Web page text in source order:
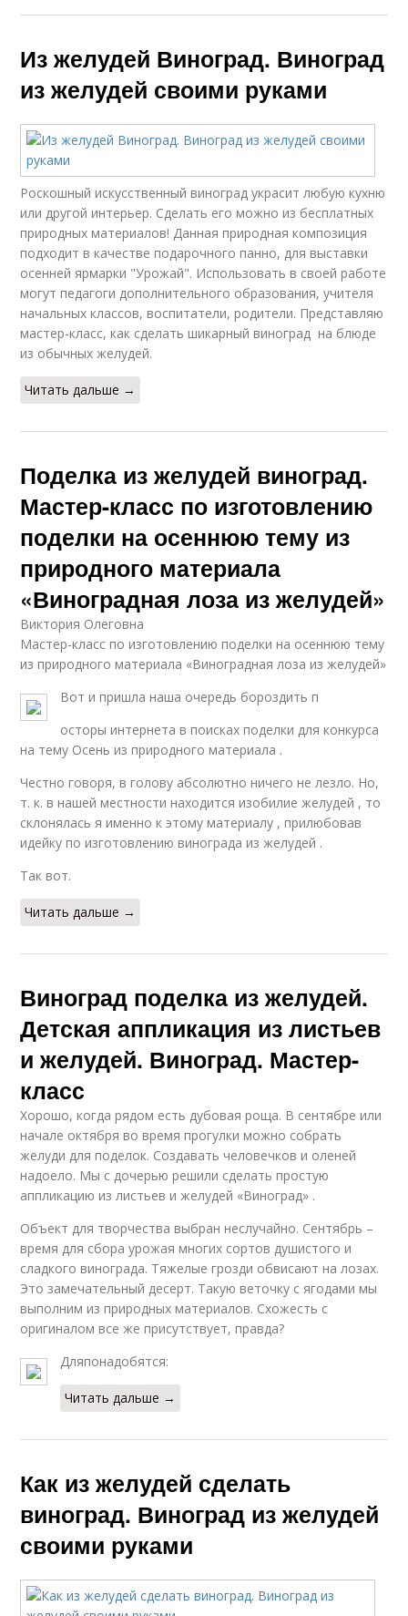
Из желудей Виноград. Виноград
из желудей своими руками
Роскошный искусственный виноград украсит любую кухню
или другой интерьер. Сделать его можно из бесплатных
природных материалов! Данная природная композиция
подходит в качестве подарочного панно, для выставки
осенней ярмарки "Урожай". Использовать в своей работе
могут педагоги дополнительного образования, учителя
начальных классов, воспитатели, родители. Представляю
мастер-класс, как сделать шикарный виноград на блюде
из обычных желудей.
Читать дальше →
Поделка из желудей виноград.
Мастер-класс по изготовлению
поделки на осеннюю тему из
природного материала
«Виноградная лоза из желудей»
Виктория Олеговна
Мастер-класс по изготовлению поделки на осеннюю тему
из природного материала «Виноградная лоза из желудей»
Вот и пришла наша очередь бороздить п
осторы интернета в поисках поделки для конкурса
на тему Осень из природного материала .
Честно говоря, в голову абсолютно ничего не лезло. Но,
т. к. в нашей местности находится изобилие желудей , то
склонялась я именно к этому материалу , прилюбовав
идейку по изготовлению винограда из желудей .
Так вот.
Читать дальше →
Виноград поделка из желудей.
Детская аппликация из листьев
и желудей. Виноград. Мастер-
класс
Хорошо, когда рядом есть дубовая роща. В сентябре или
начале октября во время прогулки можно собрать
желуди для поделок. Создавать человечков и оленей
надоело. Мы с дочерью решили сделать простую
аппликацию из листьев и желудей «Виноград» .
Объект для творчества выбран неслучайно. Сентябрь –
время для сбора урожая многих сортов душистого и
сладкого винограда. Тяжелые грозди обвисают на лозах.
Это замечательный десерт. Такую веточку с ягодами мы
выполним из природных материалов. Схожесть с
оригиналом все же присутствует, правда?
Дляпонадобятся:
Читать дальше →
Как из желудей сделать
виноград. Виноград из желудей
своими руками